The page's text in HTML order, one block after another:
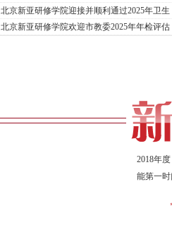
北京新亚研修学院迎接并顺利通过2025年卫生
北京新亚研修学院欢迎市教委2025年年检评估
2018年度
能第一时